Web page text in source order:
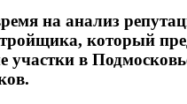
на анализ
который
участки в